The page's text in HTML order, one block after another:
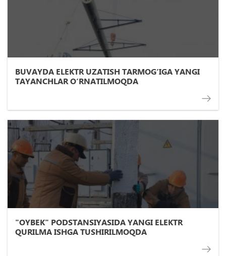
BUVAYDA ELEKTR UZATISH TARMOG‘IGA YANGI
TAYANCHLAR O‘RNATILMOQDA
"OYBEK" PODSTANSIYASIDA YANGI ELEKTR
QURILMA ISHGA TUSHIRILMOQDA